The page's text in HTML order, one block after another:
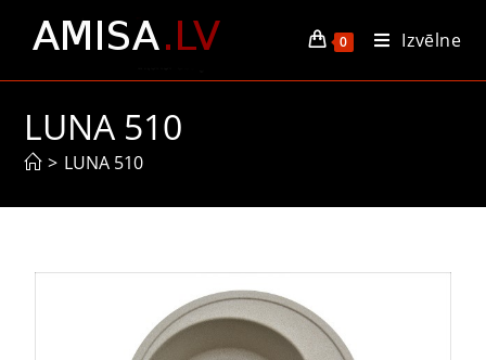
0 Izvēlne
LUNA 510
> LUNA 510